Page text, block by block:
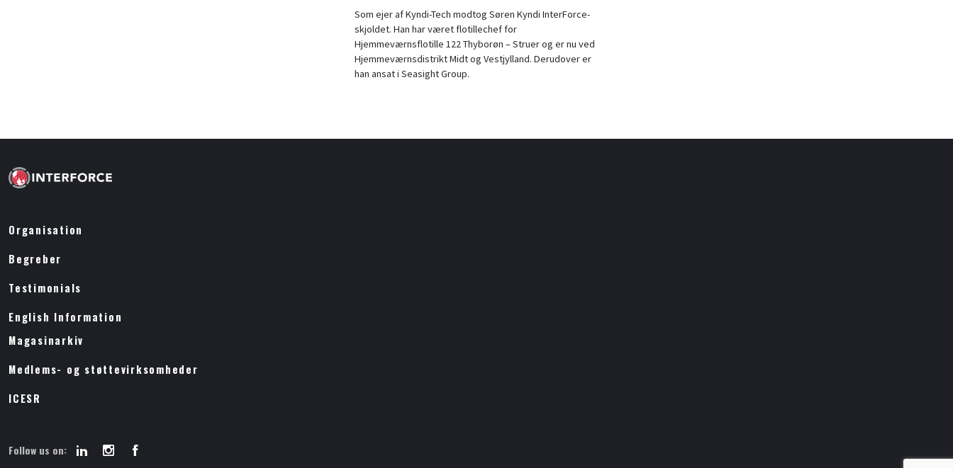
Som ejer af Kyndi-Tech modtog Søren Kyndi InterForce-
skjoldet. Han har været flotillechef for
Hjemmeværnsflotille 122 Thyborøn – Struer og er nu ved
Hjemmeværnsdistrikt Midt og Vestjylland. Derudover er
han ansat i Seasight Group.
Organisation
Begreber
Testimonials
English Information
Magasinarkiv
Medlems- og støttevirksomheder
ICESR
Follow us on: